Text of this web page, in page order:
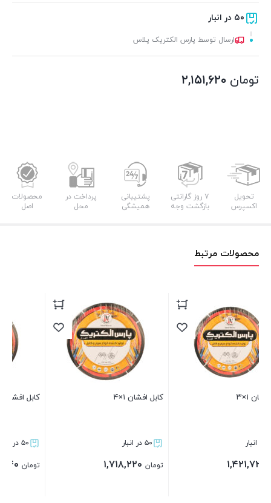
۵۰ در انبار
ارسال توسط پارس الکتریک پلاس
تومان
تحویل
اکسپرس
۷ روز گارانتی
بازگشت وجه
پشتیبانی
همیشگی
پرداخت در
محل
محصولات
اصل
محصولات مرتبط
کابل افشان ۱×۴
تومان
کابل افشان ۰.۷۵×۳
تومان